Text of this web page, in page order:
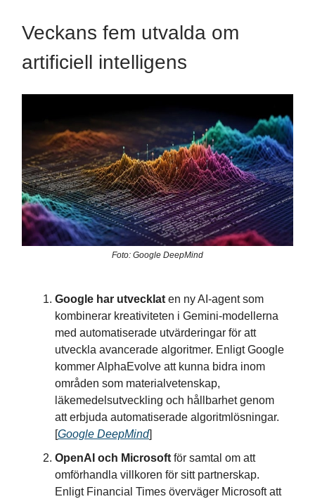
Veckans fem utvalda om
artificiell intelligens
Foto: Google DeepMind
Google har utvecklat en ny AI-agent som
kombinerar kreativiteten i Gemini-modellerna
med automatiserade utvärderingar för att
utveckla avancerade algoritmer. Enligt Google
kommer AlphaEvolve att kunna bidra inom
områden som materialvetenskap,
läkemedelsutveckling och hållbarhet genom
att erbjuda automatiserade algoritmlösningar.
[Google DeepMind]
OpenAI och Microsoft för samtal om att
omförhandla villkoren för sitt partnerskap.
Enligt Financial Times överväger Microsoft att